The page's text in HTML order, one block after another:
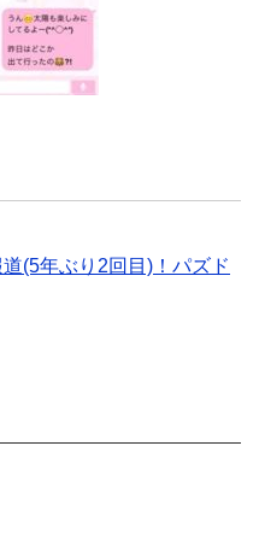
(5年ぶり2回目)！パズド